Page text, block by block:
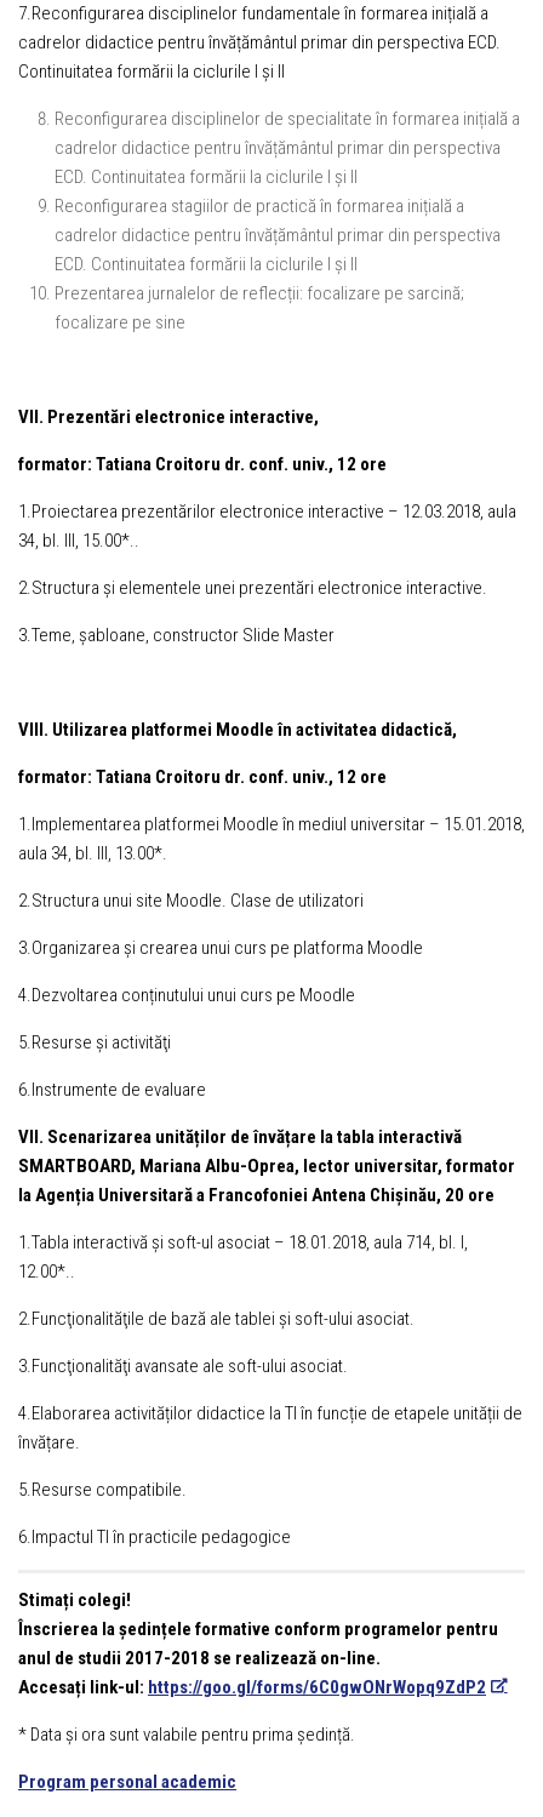
7.Reconfigurarea disciplinelor fundamentale în formarea inițială a
cadrelor didactice pentru învățământul primar din perspectiva ECD.
Continuitatea formării la ciclurile I și II
Reconfigurarea disciplinelor de specialitate în formarea inițială a
cadrelor didactice pentru învățământul primar din perspectiva
ECD. Continuitatea formării la ciclurile I și II
Reconfigurarea stagiilor de practică în formarea inițială a
cadrelor didactice pentru învățământul primar din perspectiva
ECD. Continuitatea formării la ciclurile I și II
Prezentarea jurnalelor de reflecții: focalizare pe sarcină;
focalizare pe sine
VII. Prezentări electronice interactive,
formator: Tatiana Croitoru dr. conf. univ., 12 ore
1.Proiectarea prezentărilor electronice interactive – 12.03.2018, aula
34, bl. III, 15.00*..
2.Structura și elementele unei prezentări electronice interactive.
3.Teme, șabloane, constructor Slide Master
VIII. Utilizarea platformei Moodle în activitatea didactică,
formator: Tatiana Croitoru dr. conf. univ., 12 ore
1.Implementarea platformei Moodle în mediul universitar – 15.01.2018,
aula 34, bl. III, 13.00*.
2.Structura unui site Moodle. Clase de utilizatori
3.Organizarea și crearea unui curs pe platforma Moodle
4.Dezvoltarea conținutului unui curs pe Moodle
5.Resurse şi activităţi
6.Instrumente de evaluare
VII. Scenarizarea unităților de învățare la tabla interactivă
SMARTBOARD, Mariana Albu-Oprea, lector universitar, formator
la Agenția Universitară a Francofoniei Antena Chișinău, 20 ore
1.Tabla interactivă şi soft-ul asociat – 18.01.2018, aula 714, bl. I,
12.00*..
2.Funcţionalităţile de bază ale tablei şi soft-ului asociat.
3.Funcţionalităţi avansate ale soft-ului asociat.
4.Elaborarea activităților didactice la TI în funcție de etapele unității de
învățare.
5.Resurse compatibile.
6.Impactul TI în practicile pedagogice
Stimați colegi!
Înscrierea la ședințele formative conform programelor pentru
anul de studii 2017-2018 se realizează on-line.
Accesați link-ul: https://goo.gl/forms/6C0gwONrWopq9ZdP2
* Data și ora sunt valabile pentru prima ședință.
Program personal academic